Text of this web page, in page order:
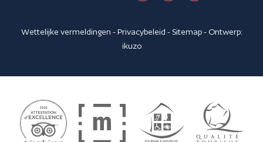
Wettelijke vermeldingen -Privacybeleid - Sitemap- Ontwerp:
ikuzo